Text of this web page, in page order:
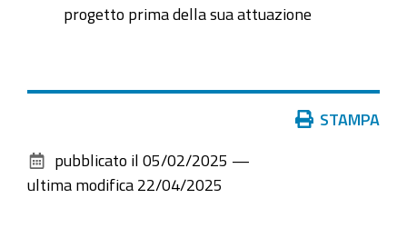
progetto prima della sua attuazione
documento
STAMPA
pubblicato il 05/02/2025 —
ultima modifica 22/04/2025